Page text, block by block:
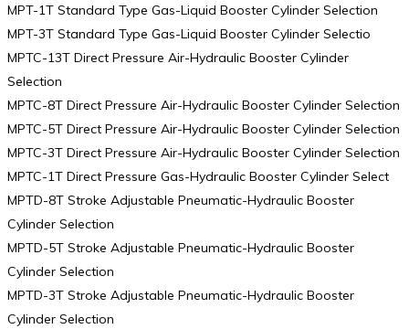
MPT-1T Standard Type Gas-Liquid Booster Cylinder Selection
MPT-3T Standard Type Gas-Liquid Booster Cylinder Selectio
MPTC-13T Direct Pressure Air-Hydraulic Booster Cylinder
Selection
MPTC-8T Direct Pressure Air-Hydraulic Booster Cylinder Selection
MPTC-5T Direct Pressure Air-Hydraulic Booster Cylinder Selection
MPTC-3T Direct Pressure Air-Hydraulic Booster Cylinder Selection
MPTC-1T Direct Pressure Gas-Hydraulic Booster Cylinder Select
MPTD-8T Stroke Adjustable Pneumatic-Hydraulic Booster
Cylinder Selection
MPTD-5T Stroke Adjustable Pneumatic-Hydraulic Booster
Cylinder Selection
MPTD-3T Stroke Adjustable Pneumatic-Hydraulic Booster
Cylinder Selection